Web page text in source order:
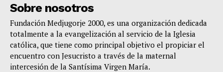
Sobre nosotros
Fundación Medjugorje 2000, es una organización dedicada
totalmente a la evangelización al servicio de la Iglesia
católica, que tiene como principal objetivo el propiciar el
encuentro con Jesucristo a través de la maternal
intercesión de la Santísima Virgen María.